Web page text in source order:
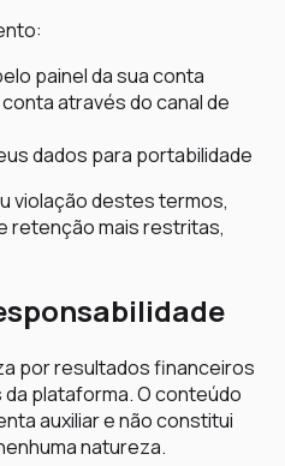
painel da sua conta
através do canal de
dados para portabilidade
violação destes termos,
retenção mais restritas,
por resultados financeiros
plataforma. O conteúdo
auxiliar e não constitui
natureza.